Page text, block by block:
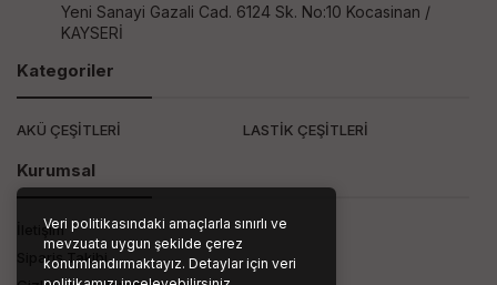
Veri politikasındaki amaçlarla sınırlı ve
mevzuata uygun şekilde çerez
konumlandırmaktayız. Detaylar için veri
Yeni Sanayi Gazali Cad. 6124 Sk. No:10 Kocasinan /
KAYSERİ
Kategoriler
AKÜ ÇEŞİTLERİ LASTİK ÇEŞİTLERİ
Kurumsal
İletişim
Sipariş Takibi